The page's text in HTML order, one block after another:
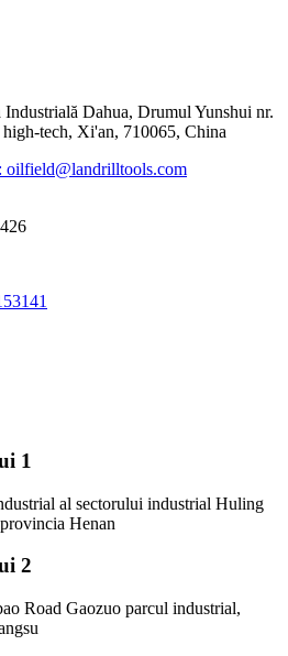
Dahua, Drumul Yunshui nr.
tech, Xi'an, 710065, China
oilfield@landrilltools.com
1
al sectorului industrial Huling
Henan
2
Road Gaozuo parcul industrial,